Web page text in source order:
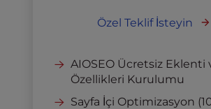
Özel Teklif İsteyin
AIOSEO Ücretsiz Eklenti
Özellikleri Kurulumu
Sayfa İçi Optimizasyon